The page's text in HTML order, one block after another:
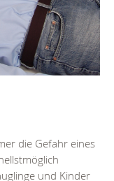
die Gefahr eines
und Kinder